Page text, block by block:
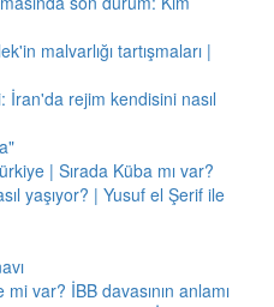
malvarlığı tartışmaları |
İran'da rejim kendisini nasıl
| Sırada Küba mı var?
yaşıyor? | Yusuf el Şerif ile
var? İBB davasının anlamı